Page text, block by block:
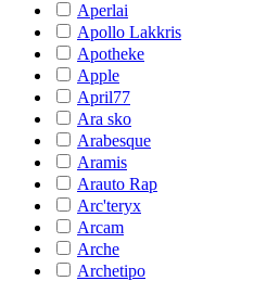
Aperlai
Apollo Lakkris
Apotheke
Apple
April77
Ara sko
Arabesque
Aramis
Arauto Rap
Arc'teryx
Arcam
Arche
Archetipo